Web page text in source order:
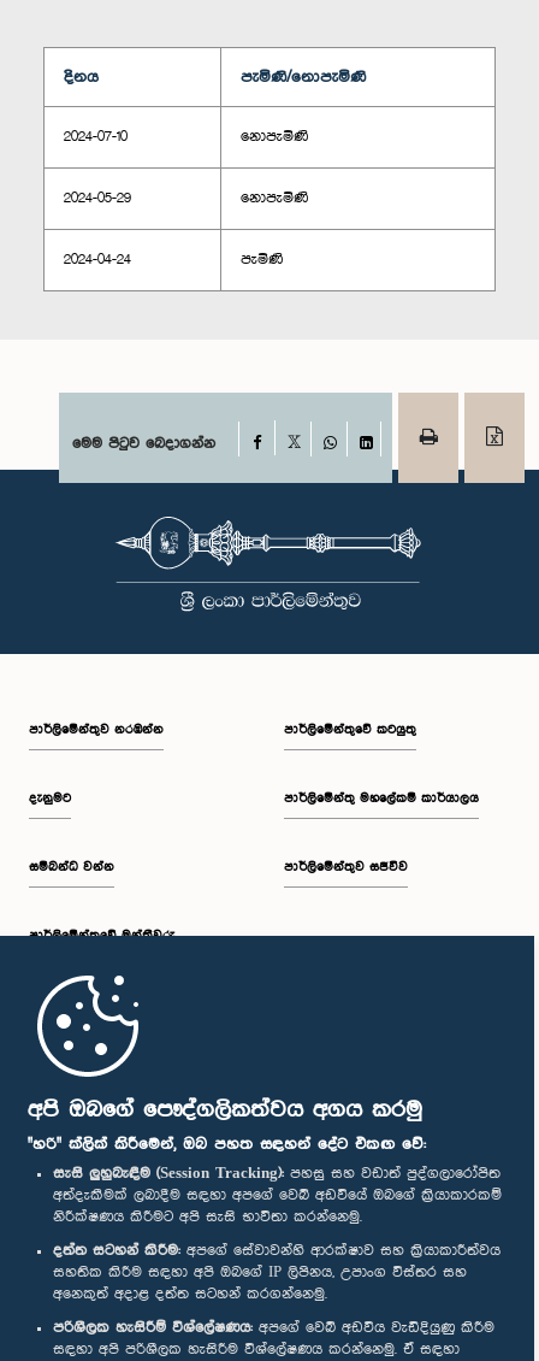
අපි ඔබගේ පෞද්ගලිකත්වය අගය කරමු
"හරි" ක්ලික් කිරීමෙන්, ඔබ පහත සඳහන් දේට එකඟ වේ:
සැසි ලුහුබැඳීම (Session Tracking): පහසු සහ වඩාත් පුද්ගලාරෝපිත
අත්දැකීමක් ලබාදීම සඳහා අපගේ වෙබ් අඩවියේ ඔබගේ ක්‍රියාකාරකම්
නිරීක්ෂණය කිරීමට අපි සැසි භාවිතා කරන්නෙමු.
දත්ත සටහන් කිරීම: අපගේ සේවාවන්හි ආරක්ෂාව සහ ක්‍රියාකාරීත්වය
සහතික කිරීම සඳහා අපි ඔබගේ IP ලිපිනය, උපාංග විස්තර සහ
අනෙකුත් අදාළ දත්ත සටහන් කරගන්නෙමු.
පරිශීලක හැසිරීම් විශ්ලේෂණය: අපගේ වෙබ් අඩවිය වැඩිදියුණු කිරීම
සඳහා අපි පරිශීලක හැසිරීම විශ්ලේෂණය කරන්නෙමු. ඒ සඳහා
දිනය පැමිණි/නොපැමිණි
2024-07-10 නොපැමිණි
2024-05-29 නොපැමිණි
2024-04-24 පැමිණි
මෙම පිටුව බෙදාගන්න Facebook
WhatsAppLinkedIn
පාර්ලි‌මේන්තුව නරඹන්න
දැනුමට
සම්බන්ධ වන්න
පාර්ලි‌මේන්තුවේ මන්ත්‍රීවරු
මුල් පිටුව
පාර්ලිමේන්තුවේ කටයුතු
පාර්ලිමේන්තු මහලේකම් කාර්යාලය
පාර්ලිමේන්තුව සජීවීව
පාර්ලිමේන්තු ජංගම යෙදුම
අප හා සම්බන්ධ වී සිටින්න :
සම්මාන